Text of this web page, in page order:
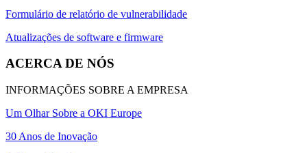
Formulário de relatório de vulnerabilidade
Atualizações de software e firmware
ACERCA DE NÓS
INFORMAÇÕES SOBRE A EMPRESA
Um Olhar Sobre a OKI Europe
30 Anos de Inovação